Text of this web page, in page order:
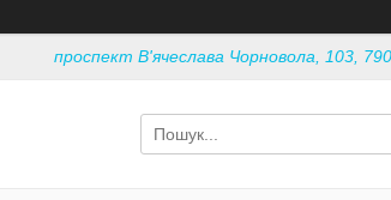
проспект В'ячеслава Чорновола, 103,